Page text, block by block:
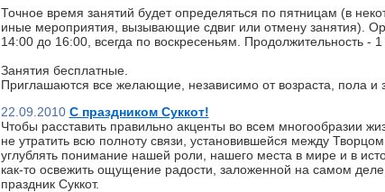
Точное время занятий будет определяться по пятницам (в
иные мероприятия, вызывающие сдвиг или отмену занятия).
14:00 до 16:00, всегда по воскресеньям. Продолжительность -
Занятия бесплатные.
Приглашаются все желающие, независимо от возраста, пола и
22.09.2010 С праздником Суккот!
Чтобы расставить правильно акценты во всем многообразии
не утратить всю полноту связи, установившейся между
углублять понимание нашей роли, нашего места в мире и в
как-то освежить ощущение радости, заложенной на самом
праздник Суккот.